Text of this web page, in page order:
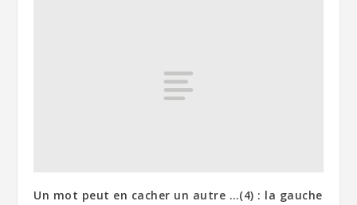
Un mot peut en cacher un autre …(4) : la gauche